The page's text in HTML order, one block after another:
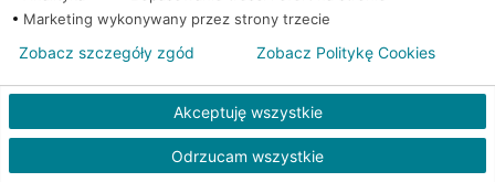
Warszawa, Jubilerska 1/3 Bankomat (Planet Cash)
Warszawa, Jutrzenki 139 Bankomat (Planet Cash)
Marketing wykonywany przez strony trzecie
Akceptuję wszystkie
Odrzucam wszystkie
Zobacz szczegóły zgód Zobacz Politykę Cookies